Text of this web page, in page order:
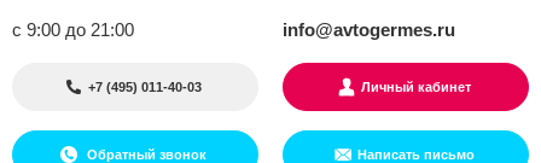
с 9:00 до 21:00 info@avtogermes.ru
+7 (495) 011-40-03 Личный кабинет
Обратный звонок Написать письмо